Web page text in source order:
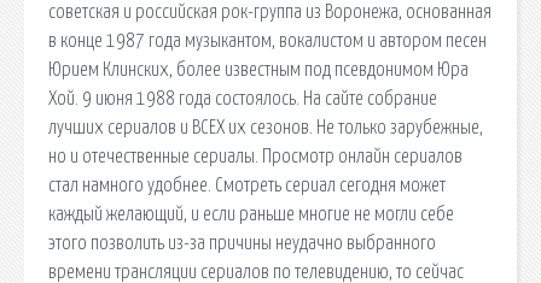
советская и российская рок-группа из Воронежа, основанная
в конце 1987 года музыкантом, вокалистом и автором песен
Юрием Клинских, более известным под псевдонимом Юра
Хой. 9 июня 1988 года состоялось. На сайте собрание
лучших сериалов и ВСЕХ их сезонов. Не только зарубежные,
но и отечественные сериалы. Просмотр онлайн сериалов
стал намного удобнее. Смотреть сериал сегодня может
каждый желающий, и если раньше многие не могли себе
этого позволить из-за причины неудачно выбранного
времени трансляции сериалов по телевидению, то сейчас